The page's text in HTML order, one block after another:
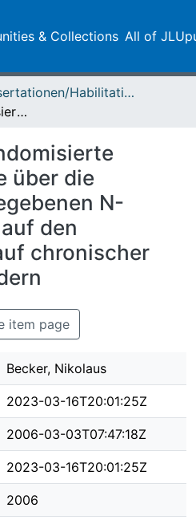
& Collections All of
Dissertationen/Habilitationen
Doppelblind randomisierte klinische Studie über die Wirkung oral gegebenen N-Acetylcysteins auf den Krankheitsverlauf chronischer Diarrhö bei Kindern
über die
N-
den
chronischer
item page
Becker, Nikolaus
2023-03-16T20:01:25Z
2006-03-03T07:47:18Z
2023-03-16T20:01:25Z
2006